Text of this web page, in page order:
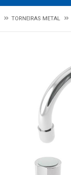
TORNEIRAS METAL